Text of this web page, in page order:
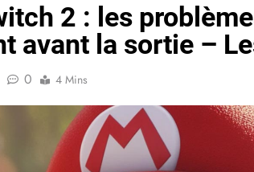
2 : les
avant la sortie –
0 4 Mins